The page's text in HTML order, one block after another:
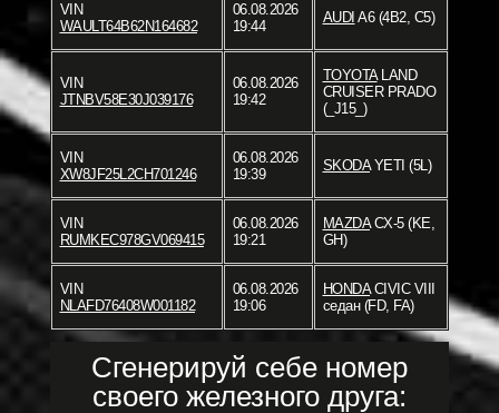
VIN
WAULT64B62N164682
06.08.2026
19:44
AUDI A6 (4B2, C5)
VIN
JTNBV58E30J039176
06.08.2026
19:42
TOYOTALAND
CRUISER PRADO
(_J15_)
VIN
XW8JF25L2CH701246
06.08.2026
19:39
SKODAYETI (5L)
VIN
RUMKEC978GV069415
06.08.2026
19:21
MAZDACX-5 (KE,
GH)
VIN
NLAFD76408W001182
06.08.2026
19:06
HONDACIVIC VIII
седан (FD, FA)
Сгенерируй себе номер
своего железного друга: